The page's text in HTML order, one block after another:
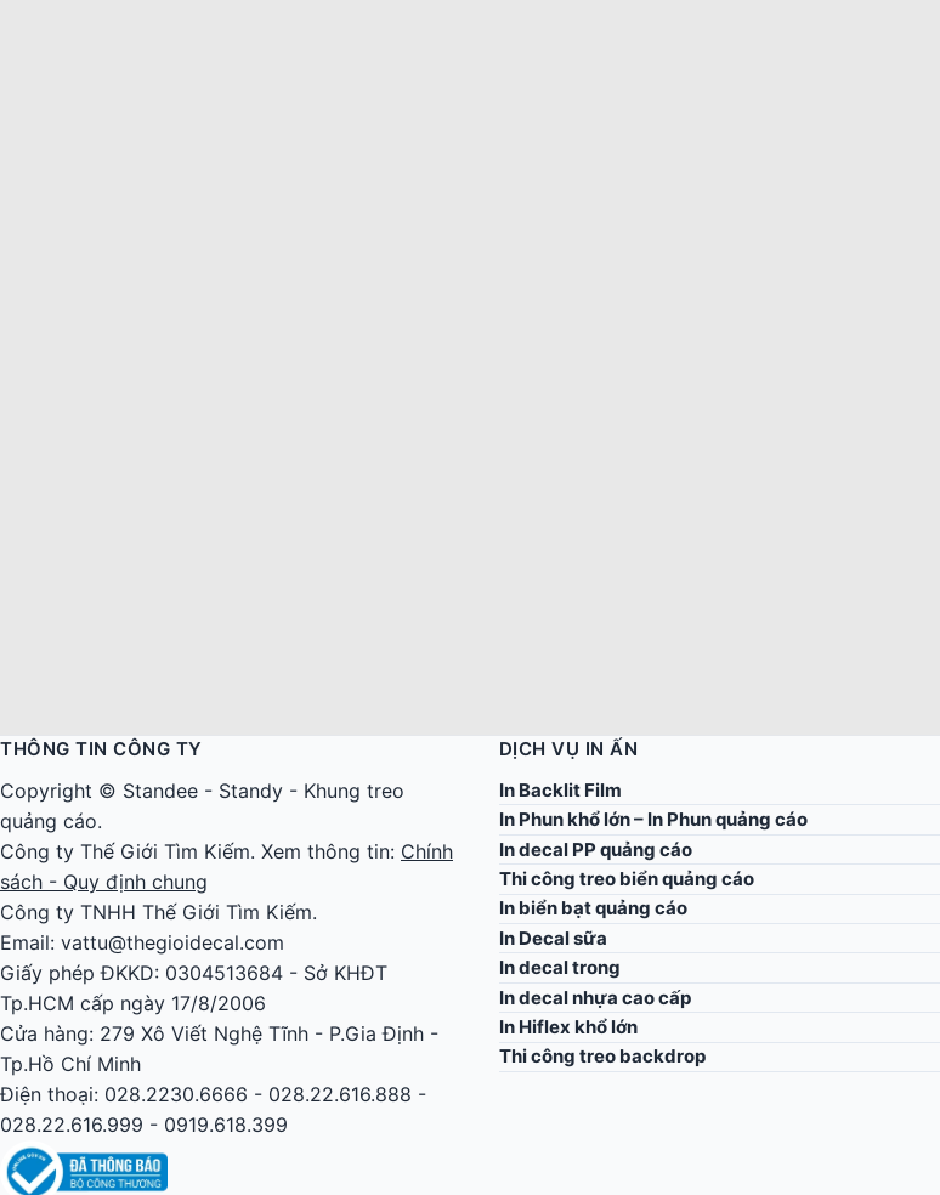
THÔNG TIN CÔNG TY
Copyright © Standee - Standy - Khung treo
quảng cáo.
Công ty Thế Giới Tìm Kiếm. Xem thông tin: Chính
sách - Quy định chung
Công ty TNHH Thế Giới Tìm Kiếm.
Email: vattu@thegioidecal.com
Giấy phép ĐKKD: 0304513684 - Sở KHĐT
Tp.HCM cấp ngày 17/8/2006
Cửa hàng: 279 Xô Viết Nghệ Tĩnh - P.Gia Định -
Tp.Hồ Chí Minh
Điện thoại: 028.2230.6666 - 028.22.616.888 -
028.22.616.999 - 0919.618.399
DỊCH VỤ IN ẤN
In Backlit Film
In Phun khổ lớn – In Phun quảng cáo
In decal PP quảng cáo
Thi công treo biển quảng cáo
In biển bạt quảng cáo
In Decal sữa
In decal trong
In decal nhựa cao cấp
In Hiflex khổ lớn
Thi công treo backdrop